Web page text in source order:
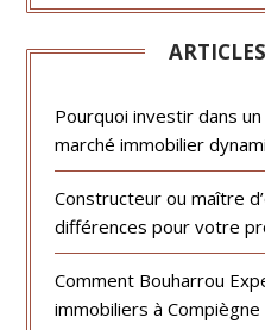
Pourquoi investir dans
marché immobilier
Constructeur ou maître
différences pour votre
Comment Bouharrou
immobiliers à Compiègne